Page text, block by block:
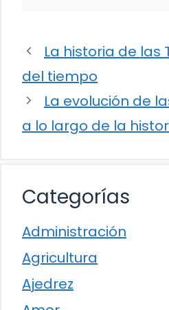
La historia de las
del tiempo
La evolución de
a lo largo de la
Categorías
Administración
Agricultura
Ajedrez